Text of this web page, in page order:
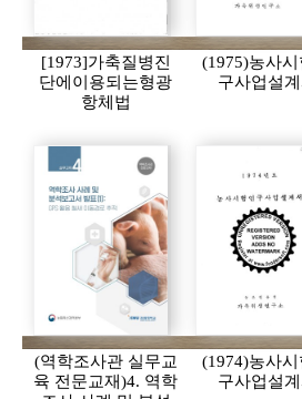
[1973]가축질병진
단에이용되는형광
항체법
(1975)농사시
구사업설계
(역학조사관 실무교
육 전문교재)4. 역학
(1974)농사시
구사업설계